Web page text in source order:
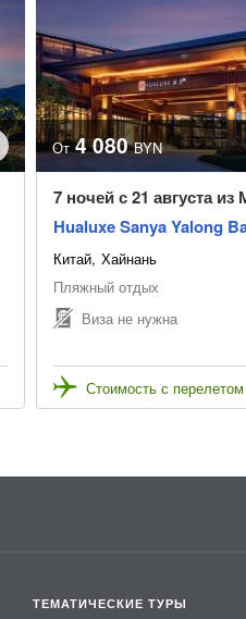
От 4 080 BYN
7 ночей с 21 августа
Hualuxe Sanya Yalong
Китай Хайнань
Пляжный отдых
Виза не нужна
Стоимость с перелетом
ТЕМАТИЧЕСКИЕ ТУРЫ